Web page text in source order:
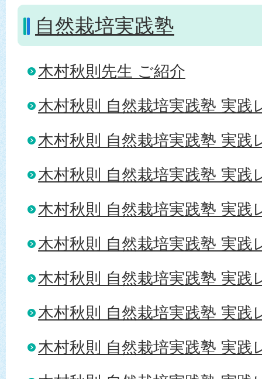
自然栽培実践塾
木村秋則先生 ご紹介
木村秋則 自然栽培実践塾 実践
木村秋則 自然栽培実践塾 実践
木村秋則 自然栽培実践塾 実践
木村秋則 自然栽培実践塾 実践
木村秋則 自然栽培実践塾 実践
木村秋則 自然栽培実践塾 実践
木村秋則 自然栽培実践塾 実践
木村秋則 自然栽培実践塾 実践